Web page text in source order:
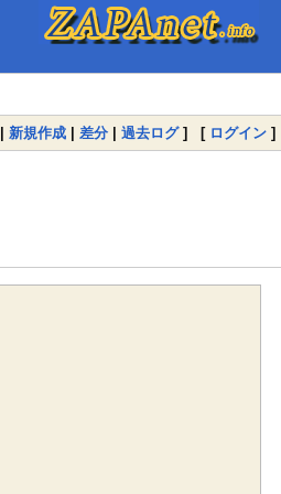
| 新規作成 | 差分 | 過去ログ] [ ログイン ]